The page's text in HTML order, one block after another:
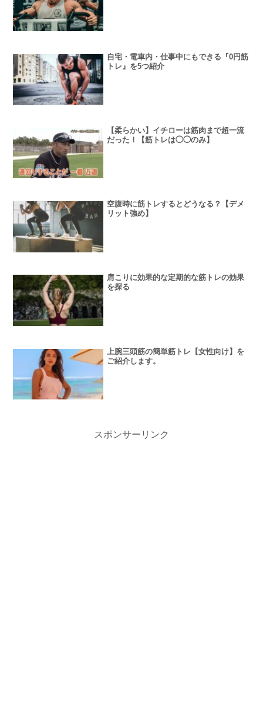
自宅・電車内・仕事中にもできる『0円筋
トレ』を5つ紹介
【柔らかい】イチローは筋肉まで超一流
だった！【筋トレは◯◯のみ】
空腹時に筋トレするとどうなる？【デメ
リット強め】
肩こりに効果的な定期的な筋トレの効果
を探る
上腕三頭筋の簡単筋トレ【女性向け】を
ご紹介します。
スポンサーリンク